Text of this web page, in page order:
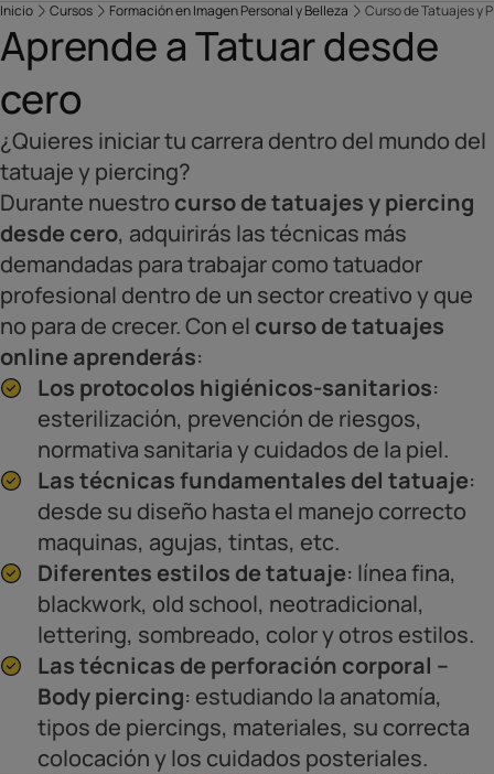
Inicio Cursos Formación en Imagen Personal y Belleza Curso de Tatuajes y
Aprende a Tatuar desde
cero
¿Quieres iniciar tu carrera dentro del mundo del
tatuaje y piercing?
Durante nuestro curso de tatuajes y piercing
desde cero, adquirirás las técnicas más
demandadas para trabajar como tatuador
profesional dentro de un sector creativo y que
no para de crecer. Con el curso de tatuajes
online aprenderás:
Los protocolos higiénicos-sanitarios:
esterilización, prevención de riesgos,
normativa sanitaria y cuidados de la piel.
Las técnicas fundamentales del tatuaje:
desde su diseño hasta el manejo correcto
maquinas, agujas, tintas, etc.
Diferentes estilos de tatuaje: línea fina,
blackwork, old school, neotradicional,
lettering, sombreado, color y otros estilos.
Las técnicas de perforación corporal –
Body piercing: estudiando la anatomía,
tipos de piercings, materiales, su correcta
colocación y los cuidados posteriales.